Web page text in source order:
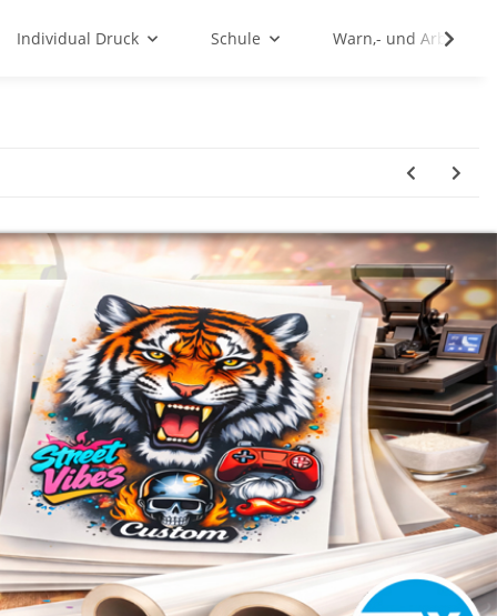
Individual Druck Schule Warn,- und